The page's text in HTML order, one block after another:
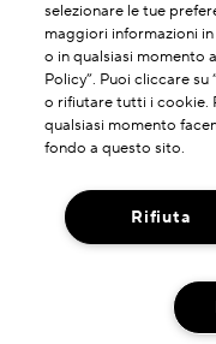
HAI BISOGNO DI
selezionare le tue
maggiori informazioni
o in qualsiasi momento
Policy”. Puoi cliccare
o rifiutare tutti i cookie.
qualsiasi momento
fondo a questo sito.
Rifiuta